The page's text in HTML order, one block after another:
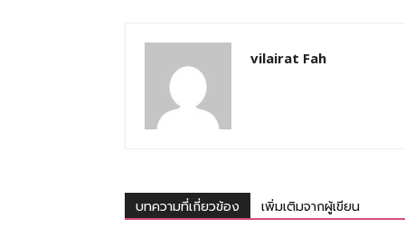
vilairat Fah
บทความที่เกี่ยวข้อง เพิ่มเติมจากผู้เขียน